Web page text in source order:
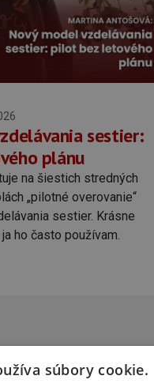
sestier:
plánu
na šiestich stredných
„pilotné overovanie“
sestier. Krásne
ho často používam.
súbory cookie.